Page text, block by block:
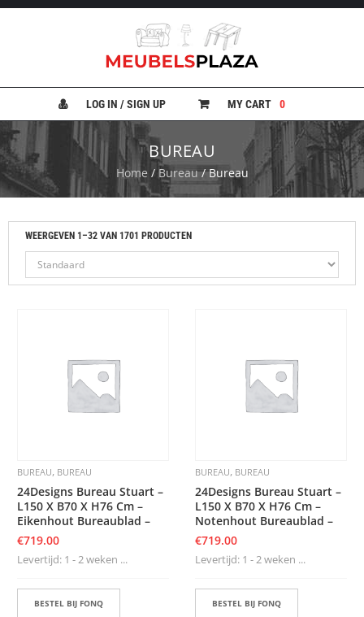
E
N
B
E
D
B
M
U
B
S
LOG IN / SIGN UP MY CART 0
BUREAU
Home / Bureau/ Bureau
WEERGEVEN 1–32 VAN 1701 PRODUCTEN
BUREAU, BUREAU
24Designs Bureau Stuart –
L150 X B70 X H76 Cm –
Eikenhout Bureaublad –
€719.00
Levertijd: 1 - 2 weken ...
BESTEL BIJ FONQ
BUREAU, BUREAU
24Designs Bureau Stuart –
L150 X B70 X H76 Cm –
Notenhout Bureaublad –
€719.00
Levertijd: 1 - 2 weken ...
BESTEL BIJ FONQ